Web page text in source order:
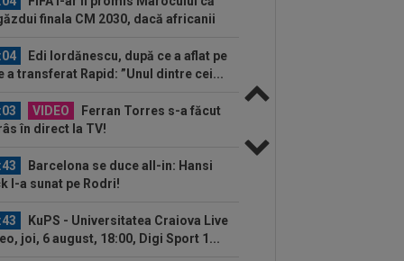
finala CM 2030, dacă africanii
Edi Iordănescu, după ce a aflat pe
a transferat Rapid: ”Unul dintre cei...
VIDEO
Ferran Torres s-a făcut
în direct la TV!
Barcelona se duce all-in: Hansi
l-a sunat pe Rodri!
KuPS - Universitatea Craiova Live
joi, 6 august, 18:00, Digi Sport 1...